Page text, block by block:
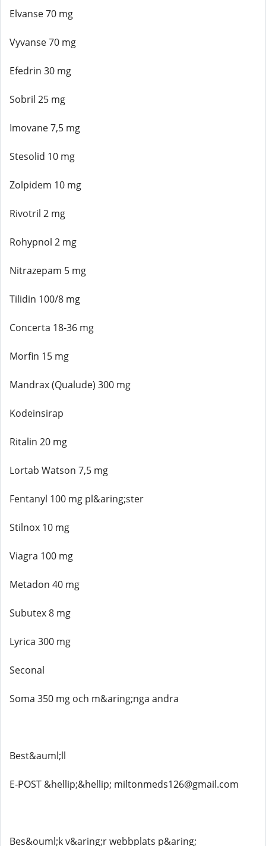
Elvanse 70 mg
Vyvanse 70 mg
Efedrin 30 mg
Sobril 25 mg
Imovane 7,5 mg
Stesolid 10 mg
Zolpidem 10 mg
Rivotril 2 mg
Rohypnol 2 mg
Nitrazepam 5 mg
Tilidin 100/8 mg
Concerta 18-36 mg
Morfin 15 mg
Mandrax (Qualude) 300 mg
Kodeinsirap
Ritalin 20 mg
Lortab Watson 7,5 mg
Fentanyl 100 mg pl&aring;ster
Stilnox 10 mg
Viagra 100 mg
Metadon 40 mg
Subutex 8 mg
Lyrica 300 mg
Seconal
Soma 350 mg och m&aring;nga andra
Best&auml;ll
E-POST &hellip;&hellip; miltonmeds126@gmail.com
Bes&ouml;k v&aring;r webbplats p&aring;